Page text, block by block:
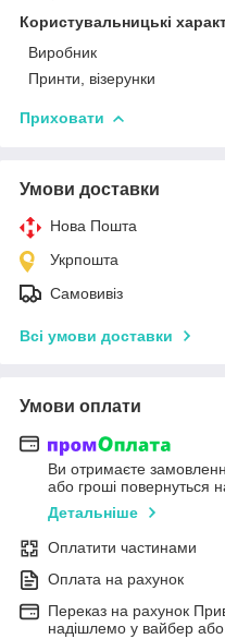
Користувальницькі
Виробник
Принти, візерунки
Приховати
Умови доставки
Нова Пошта
Укрпошта
Самовивіз
Всі умови доставки
Умови оплати
Ви отримаєте
або гроші повернуться
Детальніше
Оплатити частинами
Оплата на рахунок
Переказ на рахунок
надішлемо у вайбер